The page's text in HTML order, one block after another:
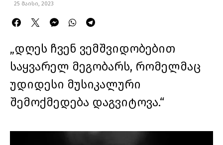
25 მაისი, 2023
„დღეს ჩვენ ვემშვიდობებით
საყვარელ მეგობარს, რომელმაც
უდიდესი მუსიკალური
შემოქმედება დაგვიტოვა.“